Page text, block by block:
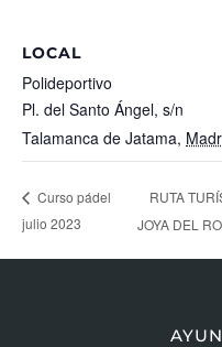
LOCAL
Polideportivo
Pl. del Santo Ángel, s/n
Talamanca de Jatama,
Curso pádel
julio 2023
RUTA
JOYA DEL